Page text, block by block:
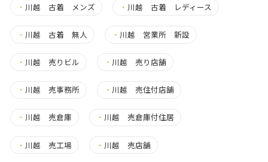
・ 川越 古着 メンズ ・ 川越 古着 レディース
・ 川越 古着 無人 ・ 川越 営業所 新設
・ 川越 売りビル ・ 川越 売り店舗
・ 川越 売事務所 ・ 川越 売住付店舗
・ 川越 売倉庫 ・ 川越 売倉庫付住居
・ 川越 売工場 ・ 川越 売店舗